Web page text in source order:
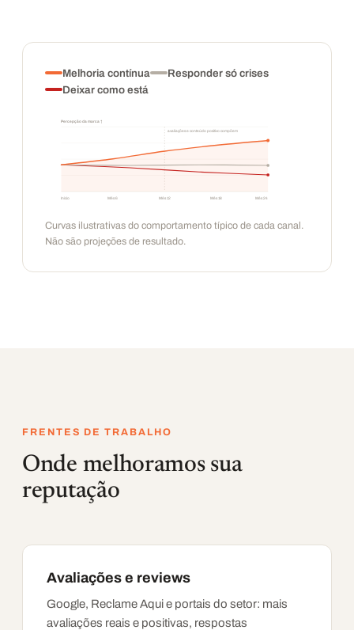
Melhoria contínua
Responder só crises
Deixar como está
Percepção da marca ↑
avaliações e conteúdo positivo compõem
Início Mês 6 Mês 12 Mês 18 Mês 24
Curvas ilustrativas do comportamento típico de cada canal.
Não são projeções de resultado.
FRENTES DE TRABALHO
Onde melhoramos sua
reputação
Avaliações e reviews
Google, Reclame Aqui e portais do setor: mais
avaliações reais e positivas, respostas